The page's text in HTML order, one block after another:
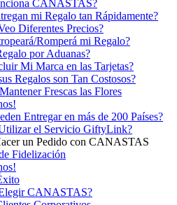
CANASTAS?
mi Regalo tan Rápidamente?
Diferentes Precios?
Romperá mi Regalo?
por Aduanas?
Mi Marca en las Tarjetas?
Regalos son Tan Costosos?
Frescas las Flores
Entregar en más de 200 Países?
el Servicio GiftyLink?
un Pedido con CANASTAS
Fidelización
CANASTAS?